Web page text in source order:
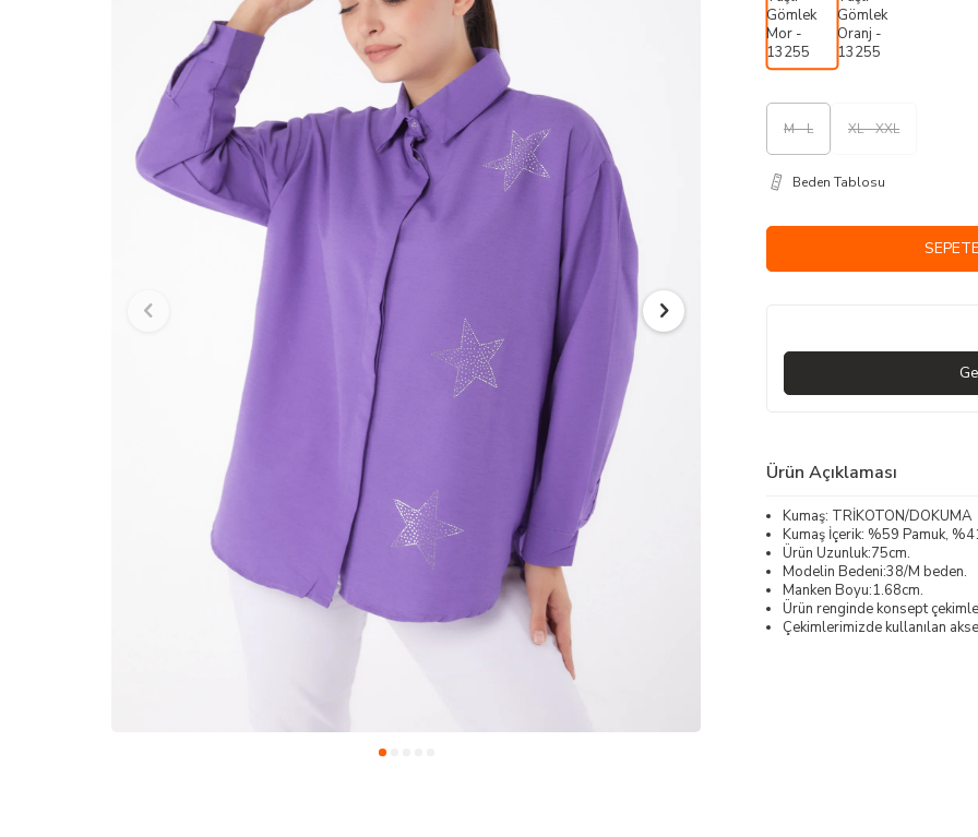
M - L XL - XXL
Beden Tablosu
Ürün Açıklaması
Kumaş: TRİKOTON/DOKUMA
Kumaş İçerik: %59 Pamuk,
Ürün Uzunluk:75cm.
Modelin Bedeni:38/M beden.
Manken Boyu:1.68cm.
Ürün renginde konsept
Çekimlerimizde kullanılan